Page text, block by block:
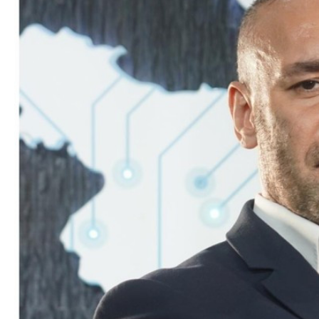
Geosiyasi
İqtisadi
Multimedia
Foto
Video
İnfoqrafika
Podcast
Humanitar
Diaspor
Yüksəliş hekayəsi
Mədəniyyətimizin Zəfəri
Zəfər Diasporu
Səhiyyə
Turizm
Forumunun